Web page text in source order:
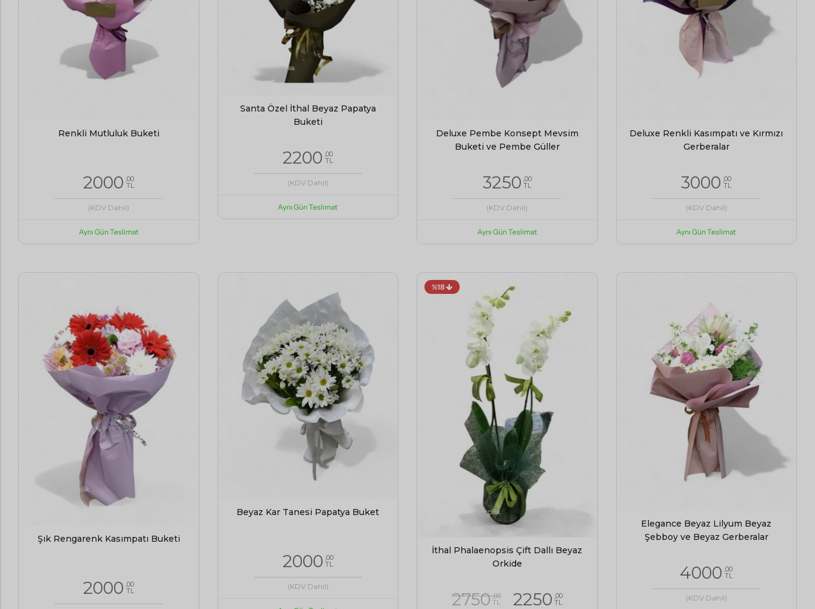
Renkli Mutluluk Buketi
2000 ,00
TL
(KDV Dahil)
Aynı Gün Teslimat
Santa Özel İthal Beyaz Papatya
Buketi
2200 ,00
TL
(KDV Dahil)
Aynı Gün Teslimat
Deluxe Pembe Konsept Mevsim
Buketi ve Pembe Güller
3250 ,00
TL
(KDV Dahil)
Aynı Gün Teslimat
Deluxe Renkli Kasımpatı ve Kırmızı
Gerberalar
3000 ,00
TL
(KDV Dahil)
Aynı Gün Teslimat
Şık Rengarenk Kasımpatı Buketi
2000 ,00
TL
Beyaz Kar Tanesi Papatya Buket
2000 ,00
TL
(KDV Dahil)
%18
İthal Phalaenopsis Çift Dallı Beyaz
Orkide
2750 ,00
TL 2250 ,00
TL
Elegance Beyaz Lilyum Beyaz
Şebboy ve Beyaz Gerberalar
4000 ,00
TL
(KDV Dahil)